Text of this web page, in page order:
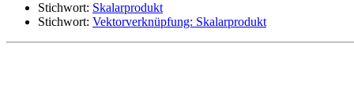
Stichwort: Skalarprodukt
Stichwort: Vektorverknüpfung: Skalarprodukt